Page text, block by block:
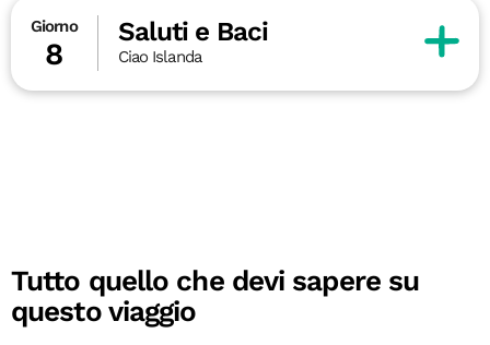
Giorno
8
Saluti e Baci
Ciao Islanda
Tutto quello che devi sapere su
questo viaggio